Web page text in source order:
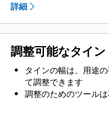
に輸送できることで生
ます
詳細
調整可能なタイン
タインの幅は、用途
て調整できます
調整のためのツール